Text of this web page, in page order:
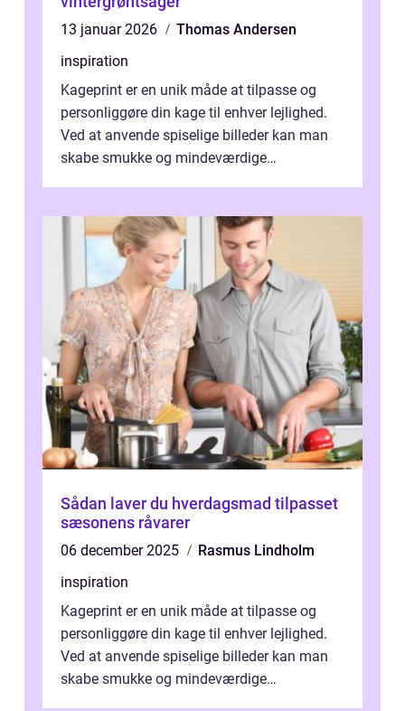
13 januar 2026
Thomas Andersen
inspiration
Kageprint er en unik måde at tilpasse og
personliggøre din kage til enhver lejlighed.
Ved at anvende spiselige billeder kan man
skabe smukke og mindeværdige
Sådan laver du hverdagsmad tilpasset
sæsonens råvarer
06 december 2025
Rasmus Lindholm
inspiration
Kageprint er en unik måde at tilpasse og
personliggøre din kage til enhver lejlighed.
Ved at anvende spiselige billeder kan man
skabe smukke og mindeværdige